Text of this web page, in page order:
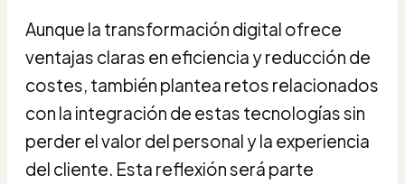
Aunque la transformación digital ofrece
ventajas claras en eficiencia y reducción de
costes, también plantea retos relacionados
con la integración de estas tecnologías sin
perder el valor del personal y la experiencia
del cliente. Esta reflexión será parte